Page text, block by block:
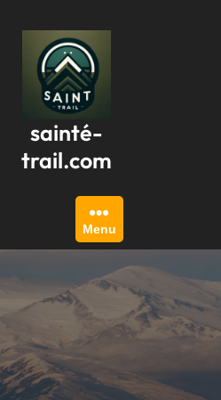
contenu
sainté-
trail.com
Menu